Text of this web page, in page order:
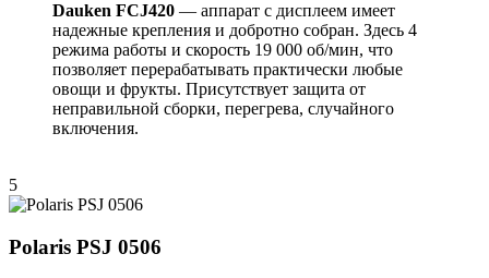
Dauken FCJ420 — аппарат с дисплеем имеет
надежные крепления и добротно собран. Здесь 4
режима работы и скорость 19 000 об/мин, что
позволяет перерабатывать практически любые
овощи и фрукты. Присутствует защита от
неправильной сборки, перегрева, случайного
включения.
5
Polaris PSJ 0506